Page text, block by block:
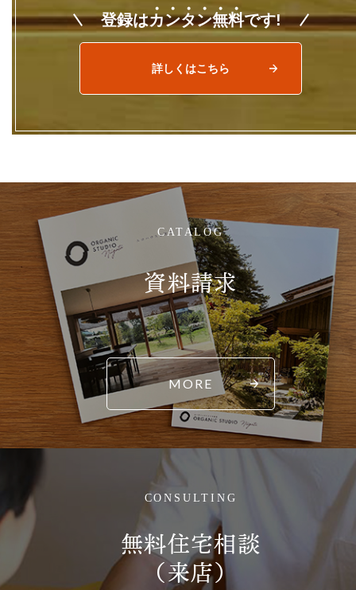
登録はカンタン無料です!
詳しくはこちら
CATALOG
資料請求
MORE
CONSULTING
無料住宅相談
（来店）